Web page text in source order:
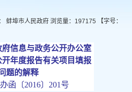
蚌埠市人民政府 浏览量： 197175
【字号：
府信息与政务公开办公室
年度报告有关项目填报
题的解释
函〔2016〕201号